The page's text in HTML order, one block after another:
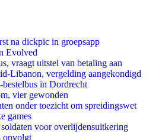
na dickpic in groepsapp
Evolved
vraagt uitstel van betaling aan
Libanon, vergelding aangekondigd
in Dordrecht
vier gewonden
onder toezicht om spreidingswet
games
voor overlijdensuitkering
opvolgt